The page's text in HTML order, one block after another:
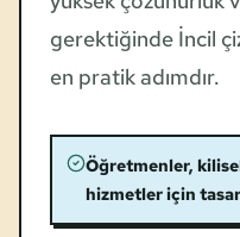
gerektiğinde İncil
en pratik adımdır.
Öğretmenler,
hizmetler için